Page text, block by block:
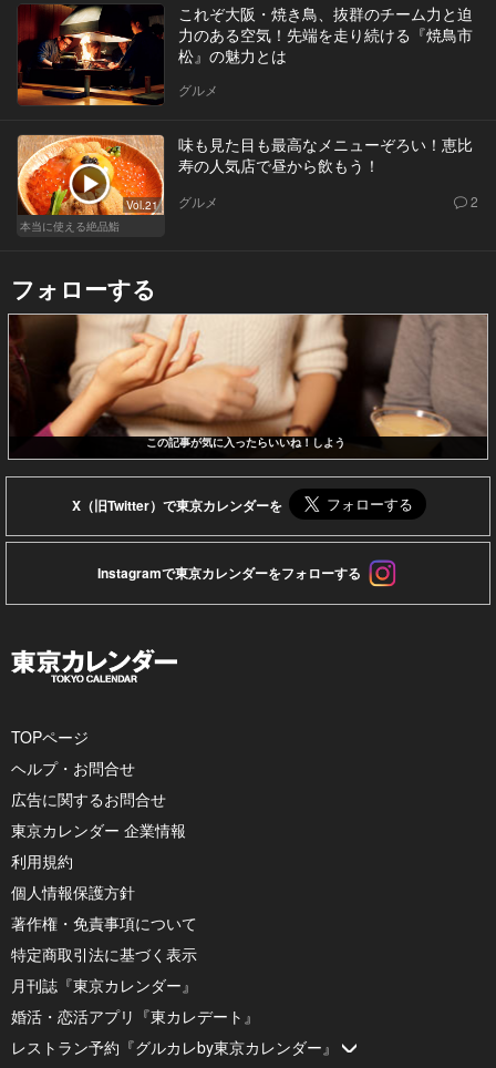
これぞ大阪・焼き鳥、抜群のチーム力と迫
力のある空気！先端を走り続ける『焼鳥市
松』の魅力とは
グルメ
Vol.21
本当に使える絶品鮨
味も見た目も最高なメニューぞろい！恵比
寿の人気店で昼から飲もう！
グルメ 2
フォローする
この記事が気に入ったらいいね！しよう
X（旧Twitter）で東京カレンダーを
Instagramで東京カレンダーをフォローする
TOPページ
ヘルプ・お問合せ
広告に関するお問合せ
東京カレンダー 企業情報
利用規約
個人情報保護方針
著作権・免責事項について
特定商取引法に基づく表示
月刊誌『東京カレンダー』
婚活・恋活アプリ『東カレデート』
レストラン予約『グルカレby東京カレンダー』